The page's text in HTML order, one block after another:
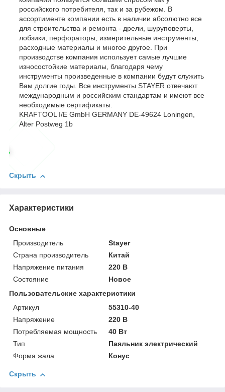
российского потребителя, так и за рубежом. В
ассортименте компании есть в наличии абсолютно все
для строительства и ремонта - дрели, шуруповерты,
лобзики, перфораторы, измерительные инструменты,
расходные материалы и многое другое. При
производстве компания использует самые лучшие
износостойкие материалы, благодаря чему
инструменты произведенные в компании будут служить
Вам долгие годы. Все инструменты STAYER отвечают
международным и российским стандартам и имеют все
необходимые сертификаты.
KRAFTOOL I/E GmbH GERMANY DE-49624 Loningen,
Alter Postweg 1b
Скрыть
Характеристики
Основные
Производитель
Stayer
Страна производитель
Китай
Напряжение питания
220 В
Состояние
Новое
Пользовательские характеристики
Артикул
55310-40
Напряжение
220 В
Потребляемая мощность
40 Вт
Тип
Паяльник электрический
Форма жала
Конус
Скрыть